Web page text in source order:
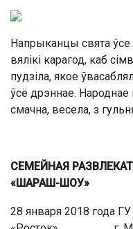
Напрыканцы свята ўсе
вялікі карагод, каб
пудзіла, якое
ўсё дрэннае.
смачна, весела, з
СЕМЕЙНАЯ РАЗВЛЕКА
«ШАРАШ-ШОУ»
28 января 2018 года